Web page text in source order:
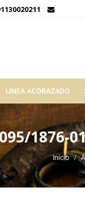
LÍNEA ACORAZADO
1876-
Inicio